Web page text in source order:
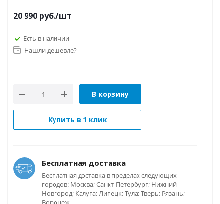
20 990 руб./шт
Есть в наличии
Нашли дешевле?
В корзину
Купить в 1 клик
Бесплатная доставка
Бесплатная доставка в пределах следующих
городов: Москва; Санкт-Петербург; Нижний
Новгород; Калуга; Липецк; Тула; Тверь; Рязань;
Воронеж.